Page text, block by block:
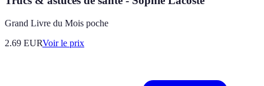
Grand Livre du Mois poche
2.69 EURVoir le prix